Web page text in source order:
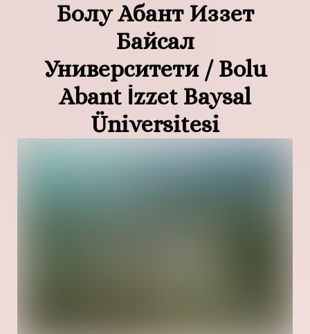
Болу Абант Иззет
Байсал
Университети / Bolu
Abant İzzet Baysal
Üniversitesi